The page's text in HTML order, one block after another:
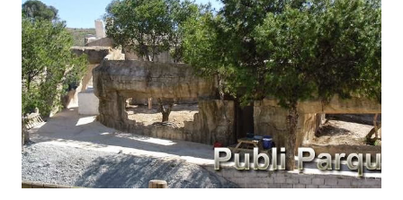
se celebrará el próximo domingo 26 de abril a partir de las
12:00 horas y contará con la presencia del alcalde de
Majadahonda, Narciso de Foxá, para hacer entrega del
premio al primer equipo clasificado. Los grupos de baile
deberán estar integrados por al menos tres personas y
deberán mostrar su coreografía en el estilo de baile que
ellos elijan dur...